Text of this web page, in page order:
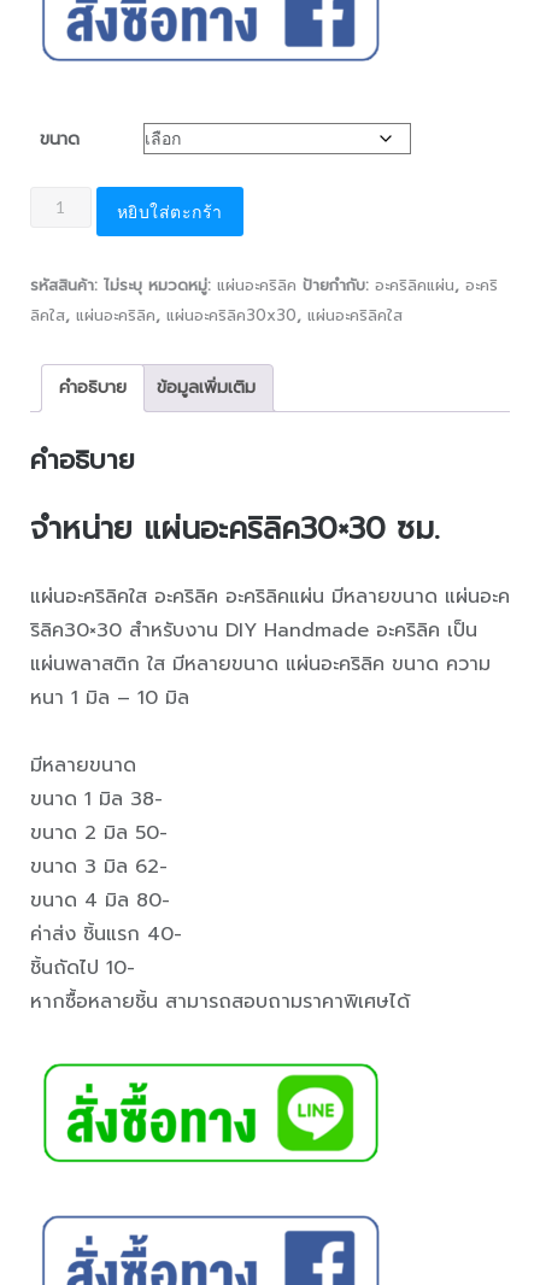
ขนาด
หยิบใส่ตะกร้า
รหัสสินค้า: ไม่ระบุ หมวดหมู่: แผ่นอะคริลิค ป้ายกำกับ: อะคริลิคแผ่น, อะคริ
ลิคใส, แผ่นอะคริลิค, แผ่นอะคริลิค30x30, แผ่นอะคริลิคใส
คำอธิบาย ข้อมูลเพิ่มเติม
คำอธิบาย
จำหน่าย แผ่นอะคริลิค30×30 ซม.
แผ่นอะคริลิคใส อะคริลิค อะคริลิคแผ่น มีหลายขนาด แผ่นอะค
ริลิค30×30 สำหรับงาน DIY Handmade อะคริลิค เป็น
แผ่นพลาสติก ใส มีหลายขนาด แผ่นอะคริลิค ขนาด ความ
หนา 1 มิล – 10 มิล
มีหลายขนาด
ขนาด 1 มิล 38-
ขนาด 2 มิล 50-
ขนาด 3 มิล 62-
ขนาด 4 มิล 80-
ค่าส่ง ชิ้นแรก 40-
ชิ้นถัดไป 10-
หากซื้อหลายชิ้น สามารถสอบถามราคาพิเศษได้